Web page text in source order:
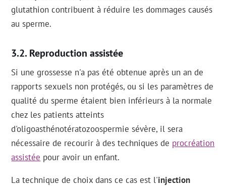
glutathion contribuent à réduire les dommages causés
au sperme.
Reproduction assistée
Si une grossesse n'a pas été obtenue après un an de
rapports sexuels non protégés, ou si les paramètres de
qualité du sperme étaient bien inférieurs à la normale
chez les patients atteints
d'oligoasthénotératozoospermie sévère, il sera
nécessaire de recourir à des techniques de procréation
assistée pour avoir un enfant.
La technique de choix dans ce cas est l'injection